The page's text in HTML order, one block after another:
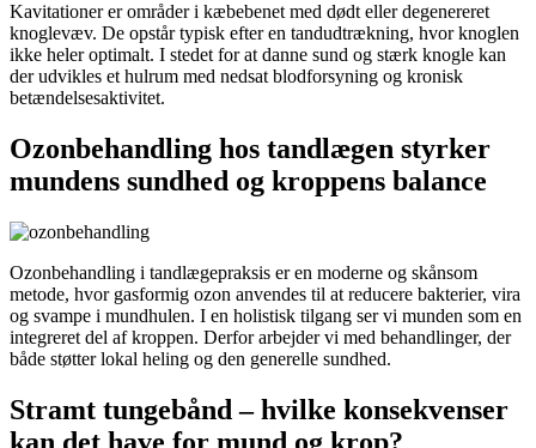
Kavitationer er områder i kæbebenet med dødt eller degenereret
knoglevæv. De opstår typisk efter en tandudtrækning, hvor knoglen
ikke heler optimalt. I stedet for at danne sund og stærk knogle kan
der udvikles et hulrum med nedsat blodforsyning og kronisk
betændelsesaktivitet.
Ozonbehandling hos tandlægen styrker
mundens sundhed og kroppens balance
Ozonbehandling i tandlægepraksis er en moderne og skånsom
metode, hvor gasformig ozon anvendes til at reducere bakterier, vira
og svampe i mundhulen. I en holistisk tilgang ser vi munden som en
integreret del af kroppen. Derfor arbejder vi med behandlinger, der
både støtter lokal heling og den generelle sundhed.
Stramt tungebånd – hvilke konsekvenser